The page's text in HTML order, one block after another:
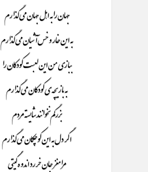
جهان را به اهل جهان می گذارم
به این خار و خس آشیان می گذارم
ببازی من این لعبت کودکان را
به بازیچه ی کودکان می گذارم
بزرگم نخوانند شایسته مردم
اگر دل به این کوچکان می گذارم
مرا مغز جان خررد اندوه گیتی